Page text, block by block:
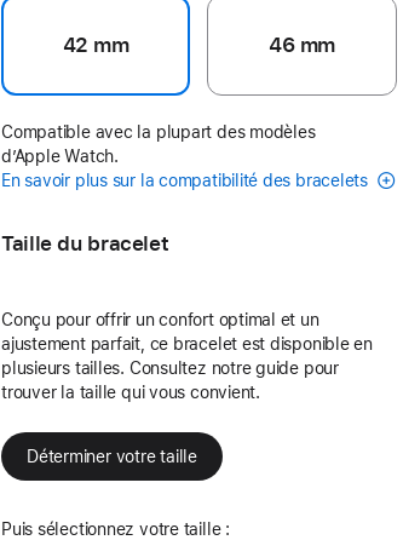
42 mm 46 mm
Compatible avec la plupart des modèles
d’Apple Watch.
En savoir plus sur la compatibilité des bracelets
Taille du bracelet
Conçu pour offrir un confort optimal et un
ajustement parfait, ce bracelet est disponible en
plusieurs tailles. Consultez notre guide pour
trouver la taille qui vous convient.
Déterminer votre taille
Puis sélectionnez votre taille :